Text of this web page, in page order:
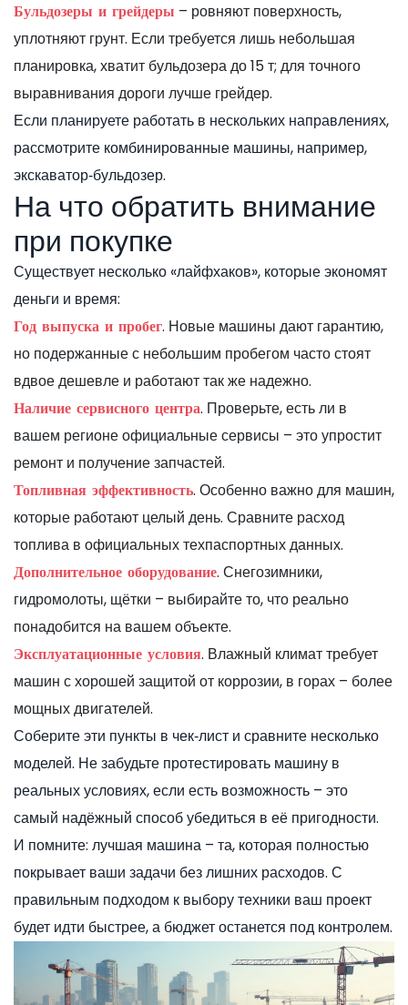
Бульдозеры и грейдеры – ровняют поверхность,
уплотняют грунт. Если требуется лишь небольшая
планировка, хватит бульдозера до 15 т; для точного
выравнивания дороги лучше грейдер.
Если планируете работать в нескольких направлениях,
рассмотрите комбинированные машины, например,
экскаватор‑бульдозер.
На что обратить внимание
при покупке
Существует несколько «лайфхаков», которые экономят
деньги и время:
Год выпуска и пробег. Новые машины дают гарантию,
но подержанные с небольшим пробегом часто стоят
вдвое дешевле и работают так же надежно.
Наличие сервисного центра. Проверьте, есть ли в
вашем регионе официальные сервисы – это упростит
ремонт и получение запчастей.
Топливная эффективность. Особенно важно для машин,
которые работают целый день. Сравните расход
топлива в официальных техпаспортных данных.
Дополнительное оборудование. Снегозимники,
гидромолоты, щётки – выбирайте то, что реально
понадобится на вашем объекте.
Эксплуатационные условия. Влажный климат требует
машин с хорошей защитой от коррозии, в горах – более
мощных двигателей.
Соберите эти пункты в чек‑лист и сравните несколько
моделей. Не забудьте протестировать машину в
реальных условиях, если есть возможность – это
самый надёжный способ убедиться в её пригодности.
И помните: лучшая машина – та, которая полностью
покрывает ваши задачи без лишних расходов. С
правильным подходом к выбору техники ваш проект
будет идти быстрее, а бюджет останется под контролем.